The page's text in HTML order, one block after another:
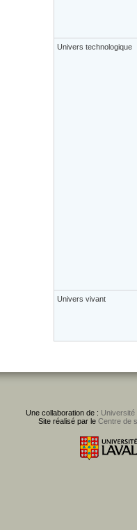
Univers technologique
Univers vivant
Une collaboration de : Université
Site réalisé par le Centre de